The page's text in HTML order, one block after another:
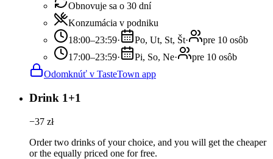
Obnovuje sa o 30 dní
Konzumácia v podniku
18:00–23:59· Po, Ut, St, Št·
pre 10 osôb
17:00–23:59· Pi, So, Ne·
pre 10 osôb
Odomknúť v TasteTown app
Drink 1+1
−37 zł
Order two drinks of your choice, and you will get the cheaper
or the equally priced one for free.